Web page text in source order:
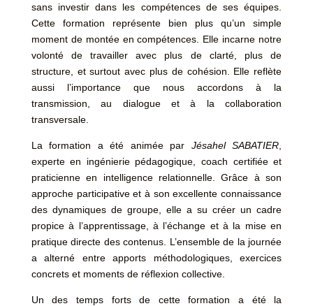
sans investir dans les compétences de ses équipes.
Cette formation représente bien plus qu’un simple
moment de montée en compétences. Elle incarne notre
volonté de travailler avec plus de clarté, plus de
structure, et surtout avec plus de cohésion. Elle reflète
aussi l’importance que nous accordons à la
transmission, au dialogue et à la collaboration
transversale.
La formation a été animée par Jésahel SABATIER
experte en ingénierie pédagogique, coach certifiée et
praticienne en intelligence relationnelle. Grâce à son
approche participative et à son excellente connaissance
des dynamiques de groupe, elle a su créer un cadre
propice à l’apprentissage, à l’échange et à la mise en
pratique directe des contenus. L’ensemble de la journée
a alterné entre apports méthodologiques, exercices
concrets et moments de réflexion collective.
Un des temps forts de cette formation a été la